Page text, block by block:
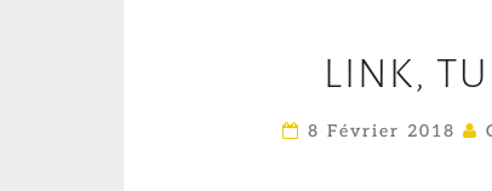
LINK, TU
8 Février 2018